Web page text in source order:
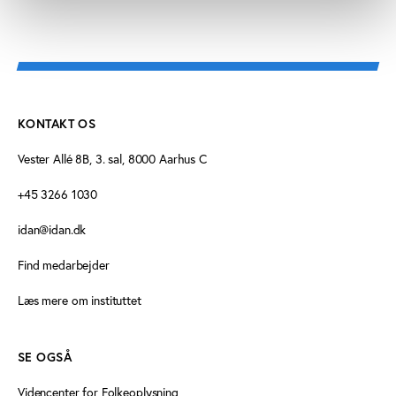
KONTAKT OS
Vester Allé 8B, 3. sal, 8000 Aarhus C
+45 3266 1030
idan@idan.dk
Find medarbejder
Læs mere om instituttet
SE OGSÅ
Videncenter for Folkeoplysning